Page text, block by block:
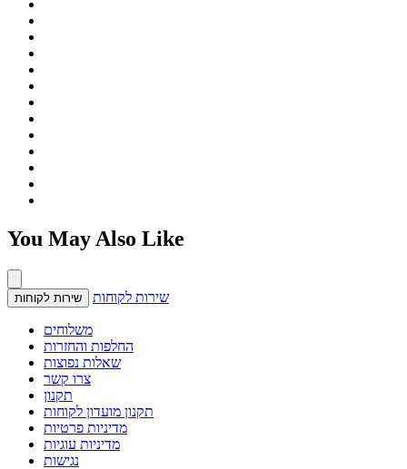
You May Also Like
שירות לקוחות שירות לקוחות
משלוחים
החלפות והחזרות
שאלות נפוצות
צרו קשר
תקנון
תקנון מועדון לקוחות
מדיניות פרטיות
מדיניות עוגיות
נגישות